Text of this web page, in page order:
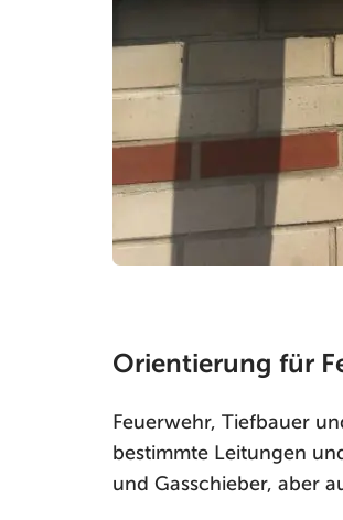
Orientierung für
Feuerwehr, Tiefbauer
bestimmte Leitungen
und Gasschieber, aber